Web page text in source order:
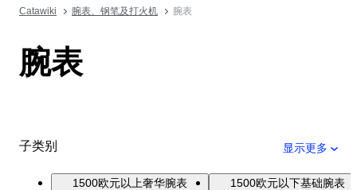
Catawiki 腕表、钢笔及打火机 腕表
腕表
子类别 显示更多
1500欧元以上奢华腕表 1500欧元以下基础腕表